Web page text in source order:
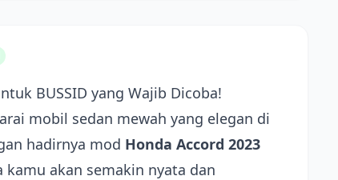
BUSSID yang Wajib Dicoba!
mobil sedan mewah yang elegan di
hadirnya mod Honda Accord 2023
akan semakin nyata dan